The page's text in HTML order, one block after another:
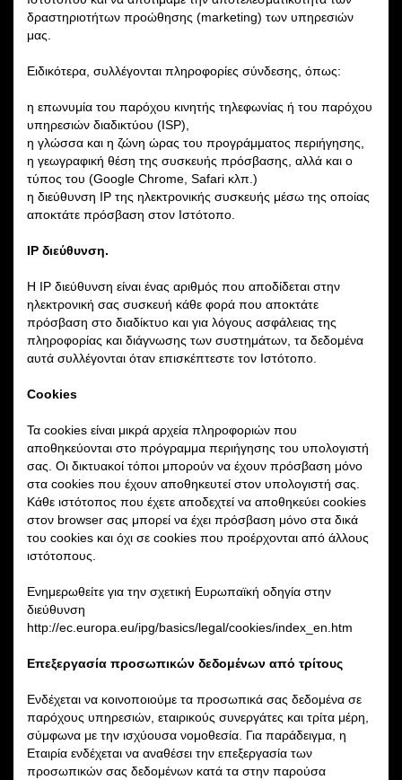
δραστηριοτήτων προώθησης (marketing) των υπηρεσιών
μας.
Ειδικότερα, συλλέγονται πληροφορίες σύνδεσης, όπως:
η επωνυμία του παρόχου κινητής τηλεφωνίας ή του παρόχου
υπηρεσιών διαδικτύου (ISP),
η γλώσσα και η ζώνη ώρας του προγράμματος περιήγησης,
η γεωγραφική θέση της συσκευής πρόσβασης, αλλά και ο
τύπος του (Google Chrome, Safari κλπ.)
η διεύθυνση ΙΡ της ηλεκτρονικής συσκευής μέσω της οποίας
αποκτάτε πρόσβαση στον Ιστότοπο.
IP διεύθυνση.
Η IP διεύθυνση είναι ένας αριθμός που αποδίδεται στην
ηλεκτρονική σας συσκευή κάθε φορά που αποκτάτε
πρόσβαση στο διαδίκτυο και για λόγους ασφάλειας της
πληροφορίας και διάγνωσης των συστημάτων, τα δεδομένα
αυτά συλλέγονται όταν επισκέπτεστε τον Iστότοπο.
Cookies
Τα cookies είναι μικρά αρχεία πληροφοριών που
αποθηκεύονται στο πρόγραμμα περιήγησης του υπολογιστή
σας. Οι δικτυακοί τόποι μπορούν να έχουν πρόσβαση μόνο
στα cookies που έχουν αποθηκευτεί στον υπολογιστή σας.
Κάθε ιστότοπος που έχετε αποδεχτεί να αποθηκεύει cookies
στον browser σας μπορεί να έχει πρόσβαση μόνο στα δικά
του cookies και όχι σε cookies που προέρχονται από άλλους
ιστότοπους.
Ενημερωθείτε για την σχετική Ευρωπαϊκή οδηγία στην
διεύθυνση
http://ec.europa.eu/ipg/basics/legal/cookies/index_en.htm
Επεξεργασία προσωπικών δεδομένων από τρίτους
Ενδέχεται να κοινοποιούμε τα προσωπικά σας δεδομένα σε
παρόχους υπηρεσιών, εταιρικούς συνεργάτες και τρίτα μέρη,
σύμφωνα με την ισχύουσα νομοθεσία. Για παράδειγμα, η
Εταιρία ενδέχεται να αναθέσει την επεξεργασία των
προσωπικών σας δεδομένων κατά τα στην παρούσα